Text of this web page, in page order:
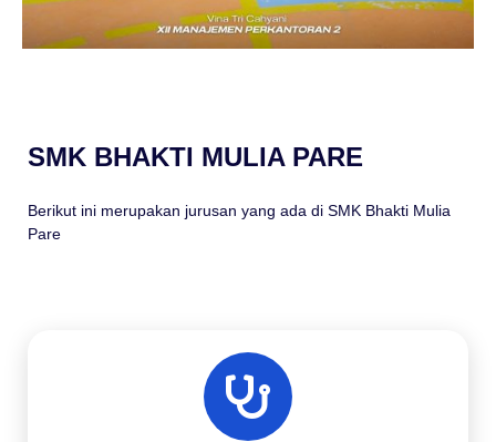
SMK BHAKTI MULIA PARE
Berikut ini merupakan jurusan yang ada di SMK Bhakti Mulia
Pare